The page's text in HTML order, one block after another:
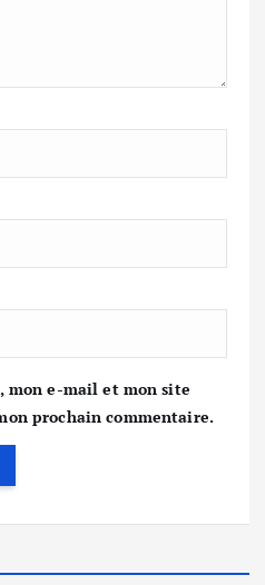
mon e-mail et mon site
prochain commentaire.